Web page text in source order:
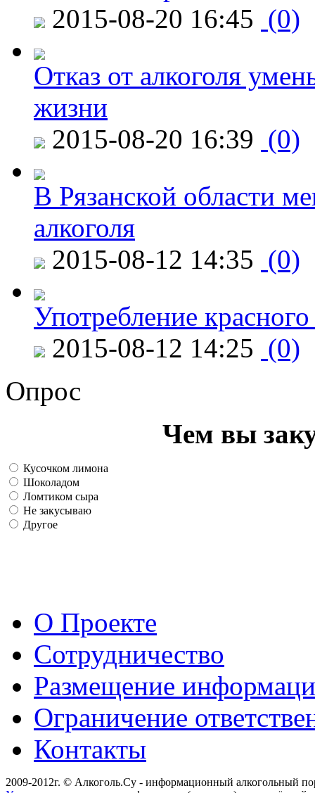
2015-08-20 16:45 (0)
Отказ от алкоголя
жизни
2015-08-20 16:39 (0)
В Рязанской области
алкоголя
2015-08-12 14:35 (0)
Употребление
2015-08-12 14:25 (0)
Опрос
Чем вы
Кусочком лимона
Шоколадом
Ломтиком сыра
Не закусываю
Другое
О Проекте
Сотрудничество
Размещение
Ограничение
Контакты
2009-2012г. © Алкоголь.Су - информационный алкогольный